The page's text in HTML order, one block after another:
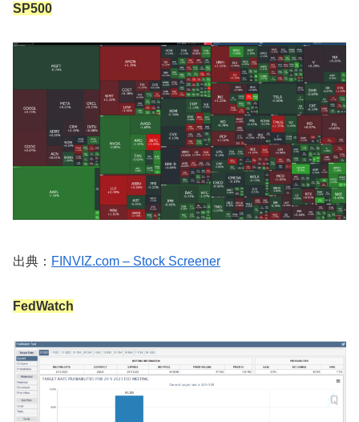
SP500
出典： FINVIZ.com – Stock Screener
FedWatch